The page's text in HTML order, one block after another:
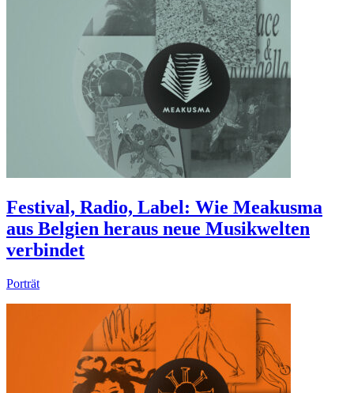
Festival, Radio, Label: Wie Meakusma
aus Belgien heraus neue Musikwelten
verbindet
Porträt